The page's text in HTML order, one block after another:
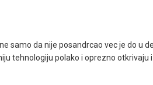
samo da nije posandrcao vec je do u
tehnologiju polako i oprezno otkrivaju